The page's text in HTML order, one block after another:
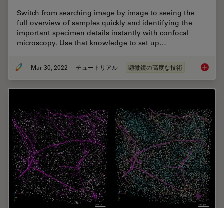
Switch from searching image by image to seeing the
full overview of samples quickly and identifying the
important specimen details instantly with confocal
microscopy. Use that knowledge to set up…
Mar 30, 2022 チュートリアル 顕微鏡の高度な技術 Find